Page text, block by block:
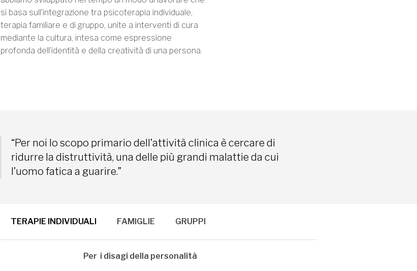
si basa sull’integrazione tra psicoterapia individuale,
terapia familiare e di gruppo, unite a interventi di cura
mediante la cultura, intesa come espressione
profonda dell’identità e della creatività di una persona.
“Per noi lo scopo primario dell’attività clinica è cercare di
ridurre la distruttività, una delle più grandi malattie da cui
l’uomo fatica a guarire.”
TERAPIE INDIVIDUALI FAMIGLIE GRUPPI
Per i disagi della personalità